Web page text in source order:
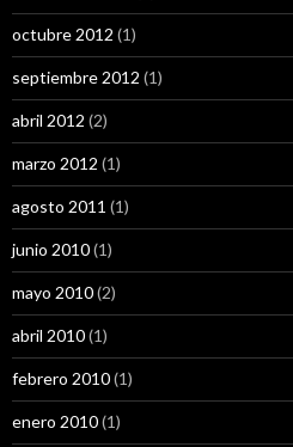
octubre 2012 (1)
septiembre 2012 (1)
abril 2012 (2)
marzo 2012 (1)
agosto 2011 (1)
junio 2010(1)
mayo 2010(2)
abril 2010(1)
febrero 2010(1)
enero 2010(1)